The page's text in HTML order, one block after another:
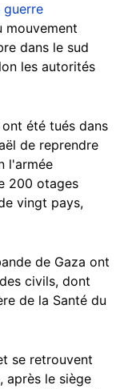
guerre
mouvement
dans le sud
les autorités
été tués dans
de reprendre
l'armée
200 otages
vingt pays,
de Gaza ont
civils, dont
de la Santé du
se retrouvent
après le siège